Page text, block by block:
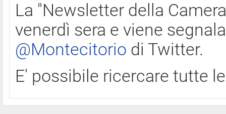
La "Newsletter della
venerdì sera e viene
@Montecitorio di Twitter.
E' possibile ricercare tutte